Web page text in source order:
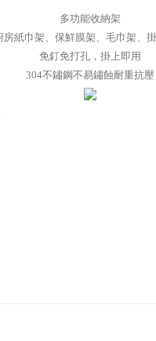
多功能收納架
房紙巾架、保鮮膜架、毛巾架、
免釘免打孔，掛上即用
304不鏽鋼不易鏽蝕耐重抗壓